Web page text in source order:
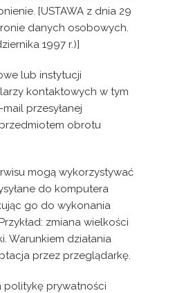
[USTAWA z dnia 29
danych osobowych.
1997 r.)]
lub instytucji
kontaktowych w tym
przesyłanej
obrotu
mogą wykorzystywać
do komputera
go do wykonania
zmiana wielkości
Warunkiem działania
przez przeglądarkę.
politykę prywatności